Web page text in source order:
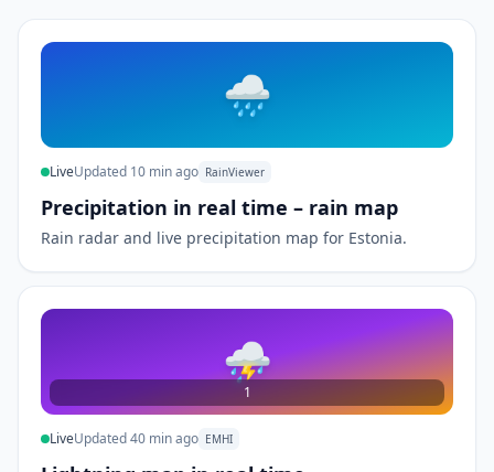
🌧
LiveUpdated 10 min ago RainViewer
Precipitation in real time – rain map
Rain radar and live precipitation map for Estonia.
⛈
1
LiveUpdated 40 min ago EMHI